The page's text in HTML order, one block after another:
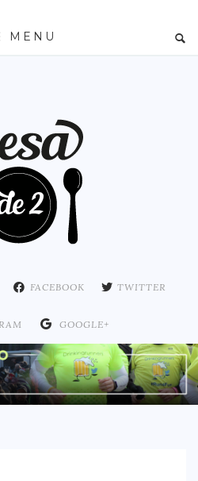
MENU
FACEBOOK TWITTER
GOOGLE+